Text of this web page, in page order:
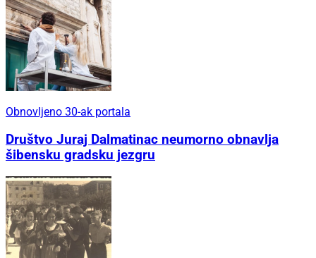
Obnovljeno 30-ak portala
Društvo Juraj Dalmatinac neumorno obnavlja
šibensku gradsku jezgru